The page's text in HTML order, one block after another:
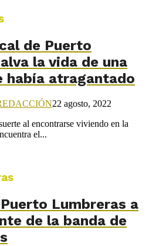
de Puerto
la vida de una
había atragantado
22 agosto, 2022
al encontrarse viviendo en la
el...
Lumbreras a
de la banda de